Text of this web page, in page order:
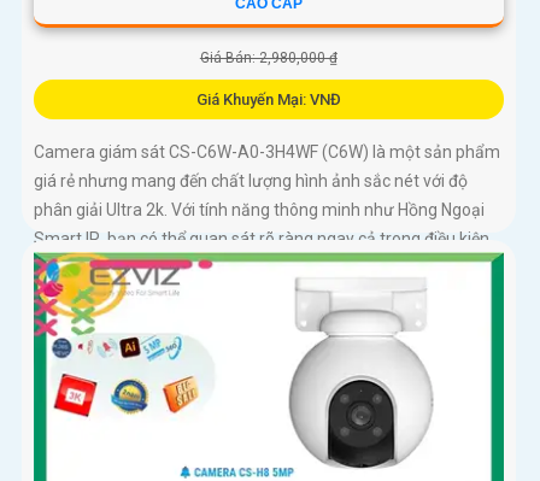
CAO CẤP
Giá Bán: 2,980,000 ₫
Giá Khuyến Mại: VNĐ
Camera giám sát CS-C6W-A0-3H4WF (C6W) là một sản phẩm
giá rẻ nhưng mang đến chất lượng hình ảnh sắc nét với độ
phân giải Ultra 2k. Với tính năng thông minh như Hồng Ngoại
Smart IR, bạn có thể quan sát rõ ràng ngay cả trong điều kiện
ánh sáng yếu